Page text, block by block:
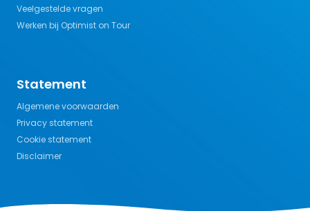
Veelgestelde vragen
Werken bij Optimist on Tour
Statement
Algemene voorwaarden
Privacy statement
Cookie statement
Disclaimer